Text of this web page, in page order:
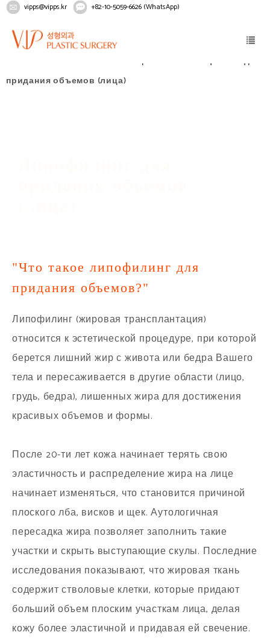
vipps@vipps.kr +82-10-5059-6626 (WhatsApp)
Липофилинг
Липофилинг для
придания объемов (лица)
"Что такое липофилинг для
придания объемов?"
Липофилинг (жировая трансплантация)
относится к эстетической процедуре, при которой
берется лишний жир с живота или бедра Вашего
тела и пересаживается в другие области (лицо,
грудь, бедра), лишенных жира для достижения
красивых объемов и формы.
После 20-ти лет кожа начинает терять свою
эластичность и распределение жира на лице
начинает изменяться, что становится причиной
плоского лба, висков и щек. Аутологичная
пересадка жира позволяет заполнить такие
участки и скрыть выступающие скулы. Последние
исследования показывают, что жировая ткань
содержит стволовые клетки, которые придают
больший объем плоским участкам лица, делая
кожу более эластичной и придавая ей свечение.